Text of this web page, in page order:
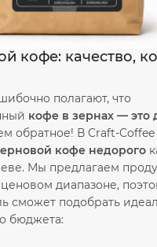
кофе: качество,
полагают, что
кофе в зернах — это
обратное! В Craft-
кофе недорого
Мы предлагаем
диапазоне,
сможет подобрать
бюджета: